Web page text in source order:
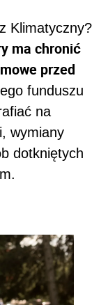
Klimatyczny?
ma chronić
przed
funduszu
na
wymiany
dotkniętych